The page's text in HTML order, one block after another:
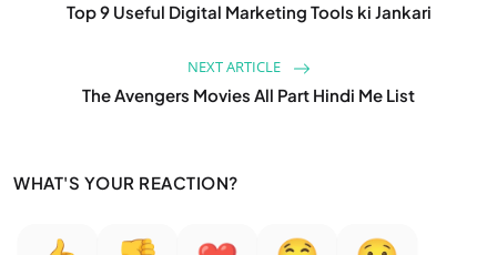
Top 9 Useful Digital Marketing Tools ki Jankari
NEXT ARTICLE
The Avengers Movies All Part Hindi Me List
WHAT'S YOUR REACTION?